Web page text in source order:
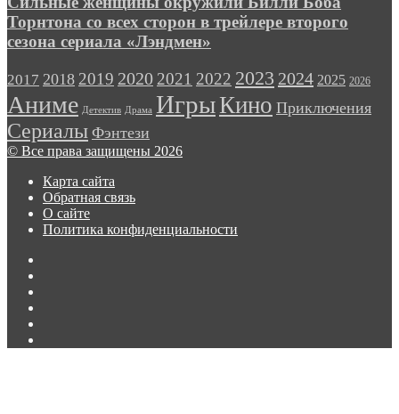
полтора
раза
Билли
Боба
Торнтона
всех
сторон
в
трейлере
второго
сезона
сериала
«Лэндмен»
Торнтона со всех сторон в трейлере второго
сезона сериала «Лэндмен»
2017 2018 2019 2020 2021 2022 2023 2024 2025 2026
Аниме Детектив Драма ИгрыКино Приключения
Сериалы Фэнтези
© Все права защищены 2026
Карта сайта
Обратная связь
О сайте
Политика конфиденциальности